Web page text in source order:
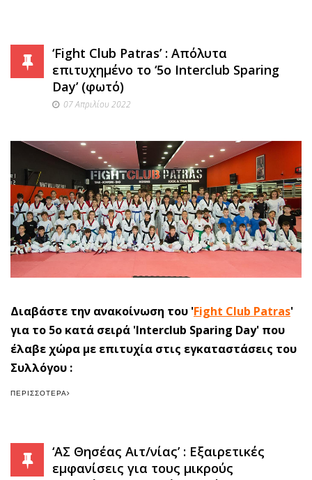
‘Fight Club Patras’ : Απόλυτα
επιτυχημένο το ‘5o Interclub Sparing
Day’ (φωτό)
07 Απριλίου 2022
Διαβάστε την ανακοίνωση του 'Fight Club Patras'
για το 5ο κατά σειρά 'Interclub Sparing Day' που
έλαβε χώρα με επιτυχία στις εγκαταστάσεις του
Συλλόγου :
ΠΕΡΙΣΣΌΤΕΡΑ
‘ΑΣ Θησέας Αιτ/νίας’ : Εξαιρετικές
εμφανίσεις για τους μικρούς